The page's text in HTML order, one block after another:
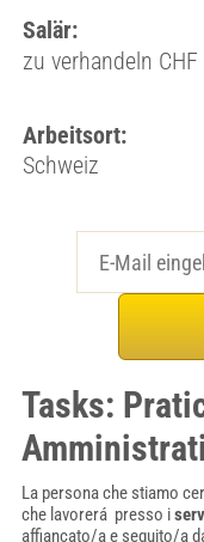
Salär:
zu verhandeln
Arbeitsort:
Schweiz
Tasks:
La persona che stiamo
che lavorerá presso i
affiancato/a e seguito/a